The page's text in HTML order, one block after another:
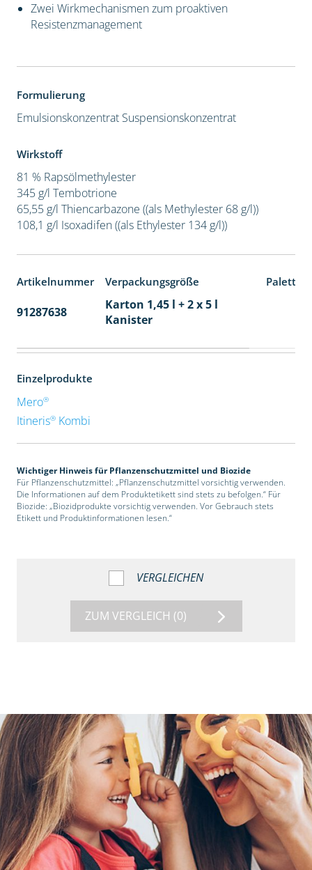
Zwei Wirkmechanismen zum proaktiven
Resistenzmanagement
Formulierung
Emulsionskonzentrat Suspensionskonzentrat
Wirkstoff
81 % Rapsölmethylester
345 g/l Tembotrione
65,55 g/l Thiencarbazone ((als Methylester 68 g/l))
108,1 g/l Isoxadifen ((als Ethylester 134 g/l))
Artikelnummer Verpackungsgröße
91287638
Karton 1,45 l + 2 x 5 l
Kanister
Einzelprodukte
Mero®
Itineris®Kombi
Wichtiger Hinweis für Pflanzenschutzmittel und Biozide
Für Pflanzenschutzmittel: „Pflanzenschutzmittel vorsichtig verwenden.
Die Informationen auf dem Produktetikett sind stets zu befolgen.“ Für
Biozide: „Biozidprodukte vorsichtig verwenden. Vor Gebrauch stets
Etikett und Produktinformationen lesen.“
VERGLEICHEN
ZUM VERGLEICH (0)